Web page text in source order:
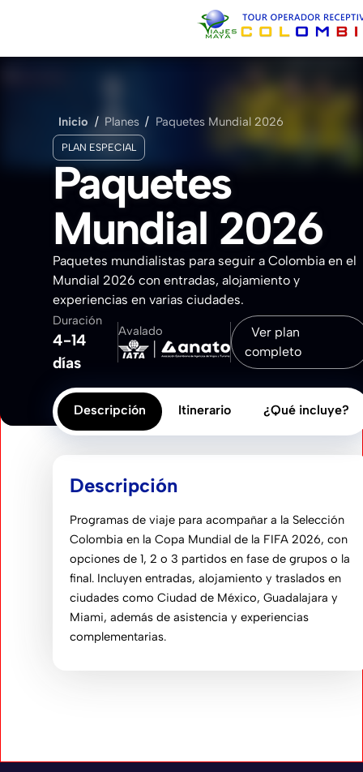
Sobre Nosotros
Contacto
Inicio / Planes / Paquetes Mundial 2026
PLAN ESPECIAL
Paquetes
Mundial 2026
Paquetes mundialistas para seguir a Colombia en el
Mundial 2026 con entradas, alojamiento y
experiencias en varias ciudades.
Duración
4-14
días
Avalado
Ver plan
completo
Descripción Itinerario ¿Qué incluye?
Descripción
Programas de viaje para acompañar a la Selección
Colombia en la Copa Mundial de la FIFA 2026, con
opciones de 1, 2 o 3 partidos en fase de grupos o la
final. Incluyen entradas, alojamiento y traslados en
ciudades como Ciudad de México, Guadalajara y
Miami, además de asistencia y experiencias
complementarias.